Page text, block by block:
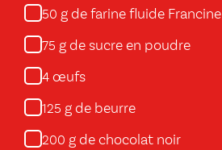
50 g de farine fluide Francine
75 g de sucre en poudre
4 œufs
125 g de beurre
200 g de chocolat noir